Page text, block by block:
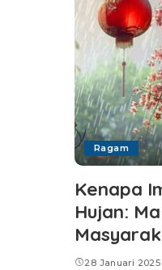
Ragam
Kenapa
Hujan:
28 Januari 2025